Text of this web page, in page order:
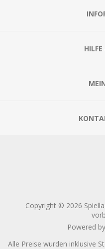
HILFE
Copyright © 2026
Powered by
Alle Preise wurden inklusive